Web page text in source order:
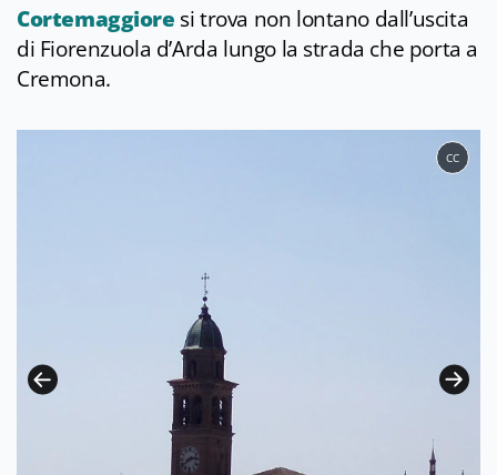
Cortemaggiore si trova non lontano dall’uscita
di Fiorenzuola d’Arda lungo la strada che porta a
Cremona.
CC